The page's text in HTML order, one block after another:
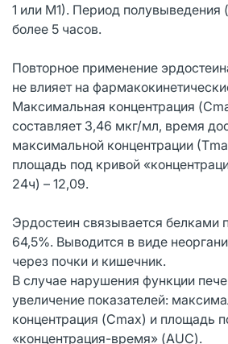
1 или М1). Период полувыведения
более 5 часов.
Повторное применение
не влияет на
Максимальная концентрация
составляет 3,46 мкг/мл, время
максимальной концентрации
площадь под кривой
24ч) – 12,09.
Эрдостеин связывается белками
64,5%. Выводится в виде
через почки и кишечник.
В случае нарушения функции
увеличение показателей:
концентрация (Cmax) и площадь
«концентрация-время» (AUC).